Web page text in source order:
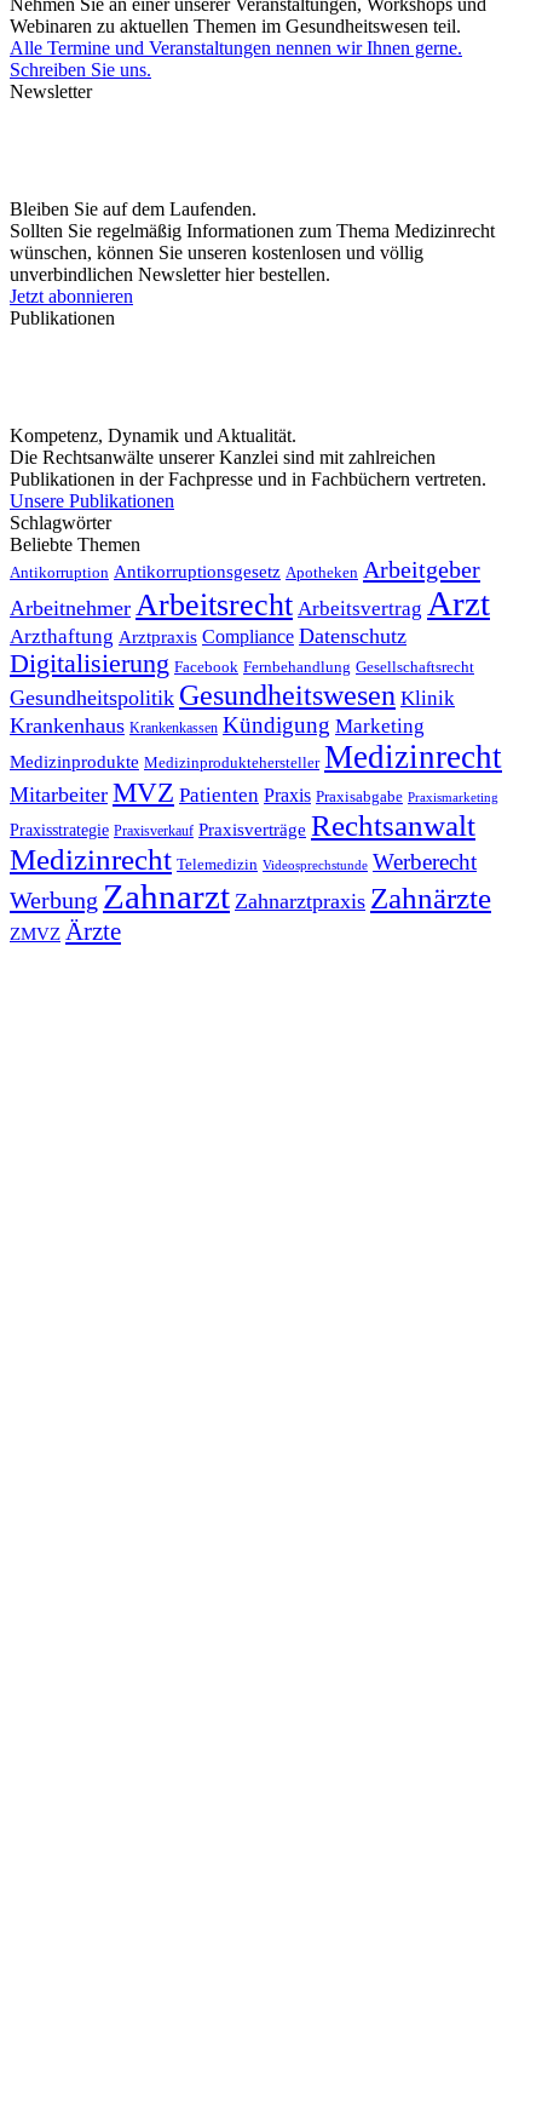
Webinaren zu aktuellen Themen im Gesundheitswesen teil.
Alle Termine und Veranstaltungen nennen wir Ihnen gerne.
Schreiben Sie uns.
Newsletter
Bleiben Sie auf dem Laufenden.
Sollten Sie regelmäßig Informationen zum Thema Medizinrecht
wünschen, können Sie unseren kostenlosen und völlig
unverbindlichen Newsletter hier bestellen.
Jetzt abonnieren
Publikationen
Kompetenz, Dynamik und Aktualität.
Die Rechtsanwälte unserer Kanzlei sind mit zahlreichen
Publikationen in der Fachpresse und in Fachbüchern vertreten.
Unsere Publikationen
Schlagwörter
Beliebte Themen
Antikorruption Antikorruptionsgesetz Apotheken Arbeitgeber
Arbeitnehmer Arbeitsrecht Arbeitsvertrag Arzt
Arzthaftung Arztpraxis Compliance Datenschutz
Digitalisierung Facebook Fernbehandlung Gesellschaftsrecht
Gesundheitspolitik Gesundheitswesen Klinik
Krankenhaus Krankenkassen Kündigung Marketing
Medizinprodukte Medizinproduktehersteller Medizinrecht
Mitarbeiter MVZ Patienten Praxis Praxisabgabe Praxismarketing
Praxisstrategie Praxisverkauf Praxisverträge Rechtsanwalt
Medizinrecht Telemedizin Videosprechstunde Werberecht
Werbung Zahnarzt Zahnarztpraxis Zahnärzte
ZMVZ Ärzte